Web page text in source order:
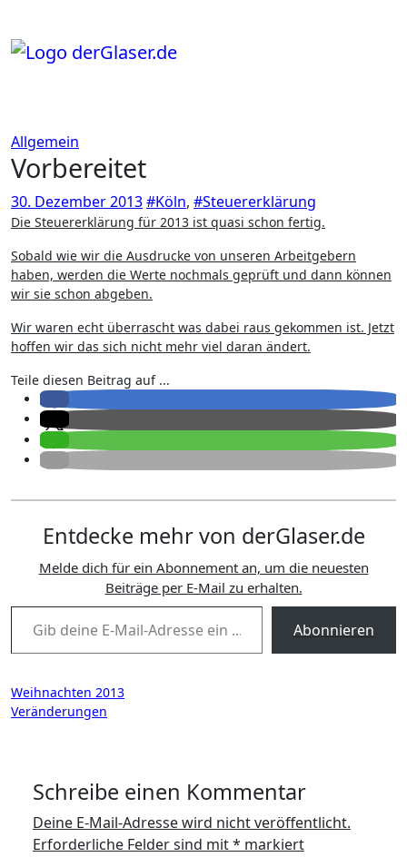
springen
Allgemein
Vorbereitet
30. Dezember 2013#Köln, #Steuererklärung
Die Steuererklärung für 2013 ist quasi schon fertig.
Sobald wie wir die Ausdrucke von unseren Arbeitgebern
haben, werden die Werte nochmals geprüft und dann können
wir sie schon abgeben.
Wir waren echt überrascht was dabei raus gekommen ist. Jetzt
hoffen wir das sich nicht mehr viel daran ändert.
Teile diesen Beitrag auf ...
Entdecke mehr von derGlaser.de
Melde dich für ein Abonnement an, um die neuesten
Beiträge per E-Mail zu erhalten.
Gib deine E-Mail-Adresse ein ...
Abonnieren
Beitragsnavigation
Weihnachten 2013
Veränderungen
Schreibe einen Kommentar
Deine E-Mail-Adresse wird nicht veröffentlicht.
Erforderliche Felder sind mit* markiert